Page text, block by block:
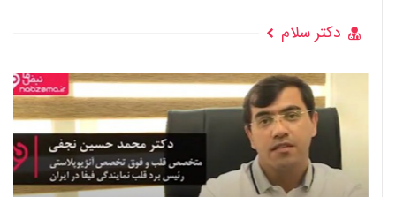
دکتر سلام